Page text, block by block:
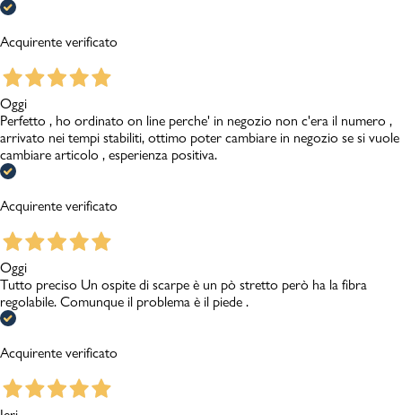
Acquirente verificato
Oggi
Perfetto , ho ordinato on line perche' in negozio non c'era il numero ,
arrivato nei tempi stabiliti, ottimo poter cambiare in negozio se si vuole
cambiare articolo , esperienza positiva.
Acquirente verificato
Oggi
Tutto preciso Un ospite di scarpe è un pò stretto però ha la fibra
regolabile. Comunque il problema è il piede .
Acquirente verificato